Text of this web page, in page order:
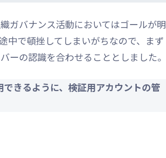
ガバナンス活動においてはゴールが明
中で頓挫してしまいがちなので、まず
ーの認識を合わせることとしました。
きるように、検証用アカウントの管